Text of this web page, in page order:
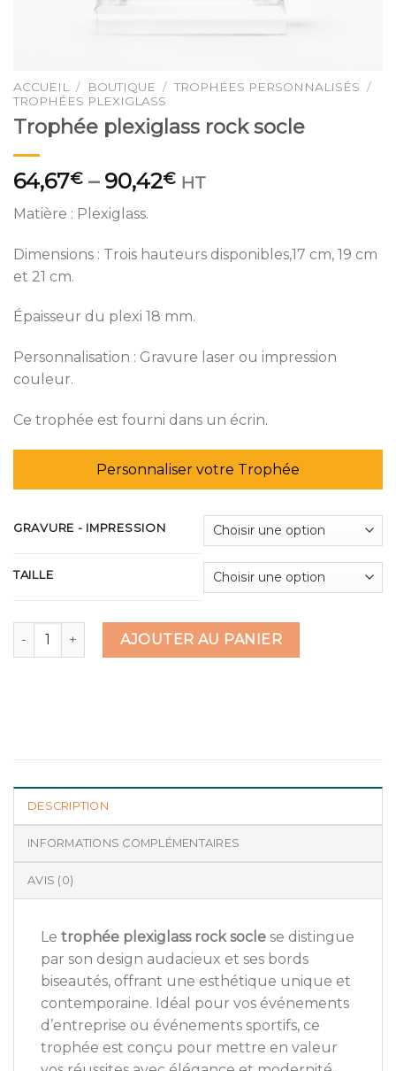
ACCUEIL / BOUTIQUE / TROPHÉES PERSONNALISÉS /
TROPHÉES PLEXIGLASS
Trophée plexiglass rock socle
64,67€ – 90,42€ HT
Matière : Plexiglass.
Dimensions : Trois hauteurs disponibles,17 cm, 19 cm
et 21 cm.
Épaisseur du plexi 18 mm.
Personnalisation : Gravure laser ou impression
couleur.
Ce trophée est fourni dans un écrin.
Personnaliser votre Trophée
GRAVURE - IMPRESSION
TAILLE
quantité de Trophée plexiglass rock socle
AJOUTER AU PANIER
DESCRIPTION
INFORMATIONS COMPLÉMENTAIRES
AVIS (0)
Le trophée plexiglass rock socle se distingue
par son design audacieux et ses bords
biseautés, offrant une esthétique unique et
contemporaine. Idéal pour vos événements
d’entreprise ou événements sportifs, ce
trophée est conçu pour mettre en valeur